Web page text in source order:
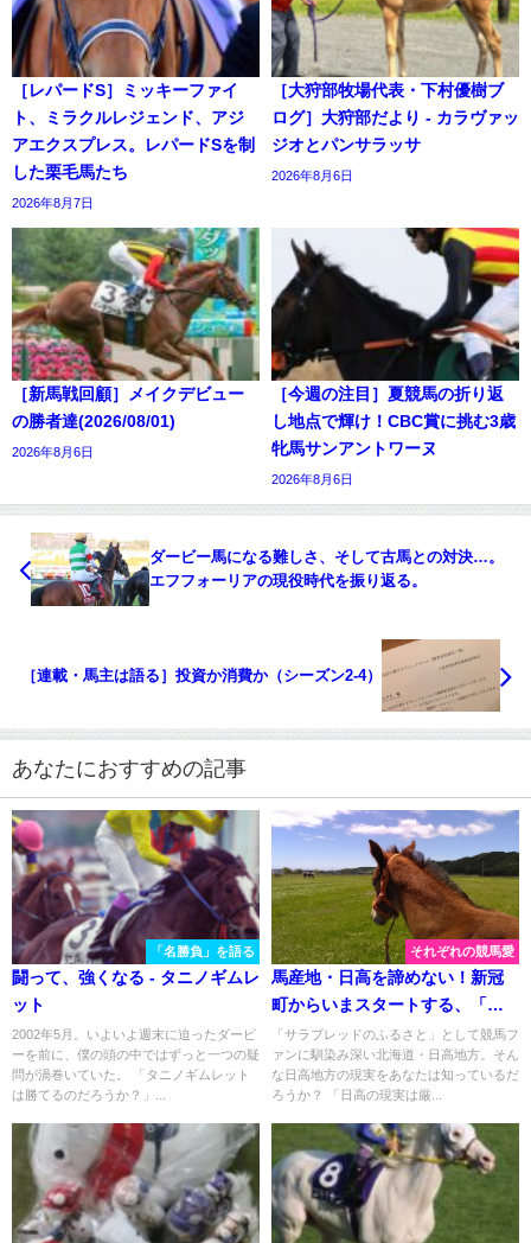
［レパードS］ミッキーファイ
ト、ミラクルレジェンド、アジ
アエクスプレス。レパードSを制
した栗毛馬たち
2026年8月7日
［大狩部牧場代表・下村優樹ブ
ログ］大狩部だより - カラヴァッ
ジオとパンサラッサ
2026年8月6日
［新馬戦回顧］メイクデビュー
の勝者達(2026/08/01)
2026年8月6日
［今週の注目］夏競馬の折り返
し地点で輝け！CBC賞に挑む3歳
牝馬サンアントワーヌ
2026年8月6日
ダービー馬になる難しさ、そして古馬との対決…。
エフフォーリアの現役時代を振り返る。
［連載・馬主は語る］投資か消費か（シーズン2-4）
あなたにおすすめの記事
「名勝負」を語る
闘って、強くなる - タニノギムレ
ット
2002年5月。いよいよ週末に迫ったダービ
ーを前に、僕の頭の中ではずっと一つの疑
問が渦巻いていた。 「タニノギムレット
は勝てるのだろうか？」...
それぞれの競馬愛
馬産地・日高を諦めない！新冠
町からいまスタートする、「サ
ラブレッド野菜」とは？
「サラブレッドのふるさと」として競馬フ
ァンに馴染み深い北海道・日高地方。そん
な日高地方の現実をあなたは知っているだ
ろうか？ 「日高の現実は厳...